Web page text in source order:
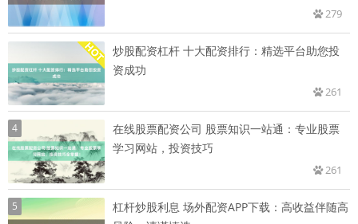
279
炒股配资杠杆 十大配资排行：精选平台助您投
资成功
261
4
在线股票配资公司 股票知识一站通：专业股票
学习网站，投资技巧
261
5
杠杆炒股利息 场外配资APP下载：高收益伴随高